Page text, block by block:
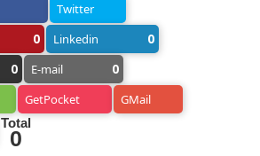
Twitter
0 Linkedin 0
0 E-mail 0
GetPocket GMail
Total
0